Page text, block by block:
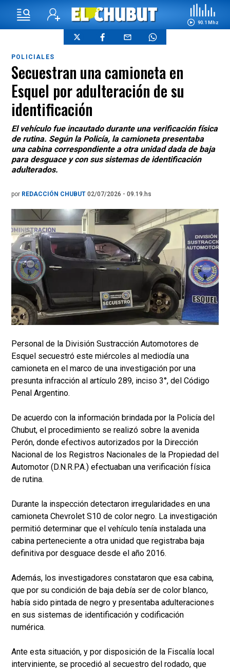
90.1 Mhz
POLICIALES
Secuestran una camioneta en
Esquel por adulteración de su
identificación
El vehículo fue incautado durante una verificación física
de rutina. Según la Policía, la camioneta presentaba
una cabina correspondiente a otra unidad dada de baja
para desguace y con sus sistemas de identificación
adulterados.
por REDACCIÓN CHUBUT 02/07/2026 - 09.19.hs
Personal de la División Sustracción Automotores de
Esquel secuestró este miércoles al mediodía una
camioneta en el marco de una investigación por una
presunta infracción al artículo 289, inciso 3°, del Código
Penal Argentino.
De acuerdo con la información brindada por la Policía del
Chubut, el procedimiento se realizó sobre la avenida
Perón, donde efectivos autorizados por la Dirección
Nacional de los Registros Nacionales de la Propiedad del
Automotor (D.N.R.P.A.) efectuaban una verificación física
de rutina.
Durante la inspección detectaron irregularidades en una
camioneta Chevrolet S10 de color negro. La investigación
permitió determinar que el vehículo tenía instalada una
cabina perteneciente a otra unidad que registraba baja
definitiva por desguace desde el año 2016.
Además, los investigadores constataron que esa cabina,
que por su condición de baja debía ser de color blanco,
había sido pintada de negro y presentaba adulteraciones
en sus sistemas de identificación y codificación
numérica.
Ante esta situación, y por disposición de la Fiscalía local
interviniente, se procedió al secuestro del rodado, que